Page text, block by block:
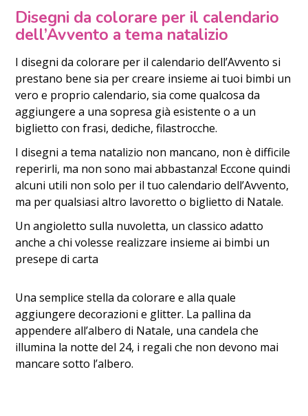
Disegni da colorare per il calendario
dell’Avvento a tema natalizio
I disegni da colorare per il calendario dell’Avvento si
prestano bene sia per creare insieme ai tuoi bimbi un
vero e proprio calendario, sia come qualcosa da
aggiungere a una sopresa già esistente o a un
biglietto con frasi, dediche, filastrocche.
I disegni a tema natalizio non mancano, non è difficile
reperirli, ma non sono mai abbastanza! Eccone quindi
alcuni utili non solo per il tuo calendario dell’Avvento,
ma per qualsiasi altro lavoretto o biglietto di Natale.
Un angioletto sulla nuvoletta, un classico adatto
anche a chi volesse realizzare insieme ai bimbi un
presepe di carta
Una semplice stella da colorare e alla quale
aggiungere decorazioni e glitter. La pallina da
appendere all’albero di Natale, una candela che
illumina la notte del 24, i regali che non devono mai
mancare sotto l’albero.